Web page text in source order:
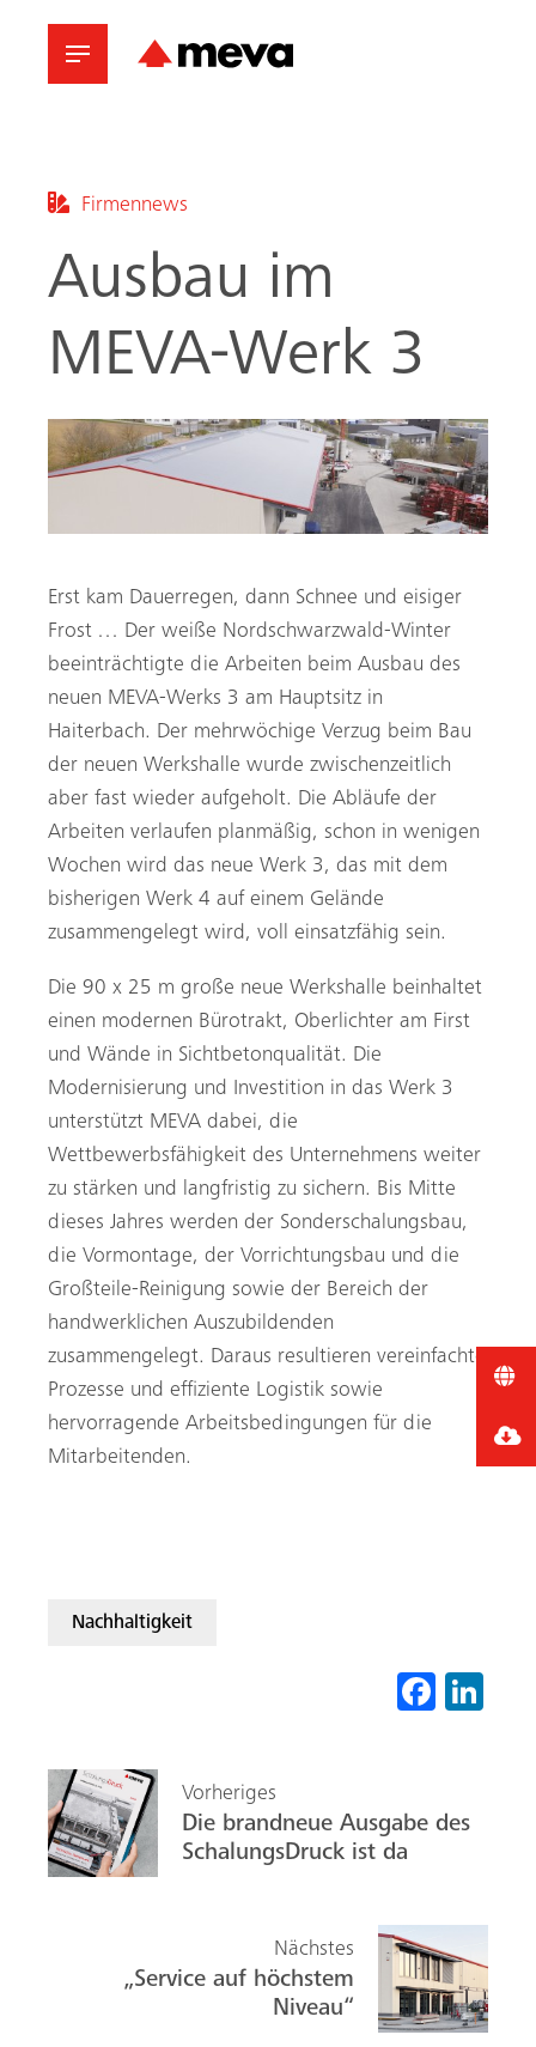
Firmennews
Ausbau im
MEVA-Werk 3
Erst kam Dauerregen, dann Schnee und eisiger
Frost … Der weiße Nordschwarzwald-Winter
beeinträchtigte die Arbeiten beim Ausbau des
neuen MEVA-Werks 3 am Hauptsitz in
Haiterbach. Der mehrwöchige Verzug beim Bau
der neuen Werkshalle wurde zwischenzeitlich
aber fast wieder aufgeholt. Die Abläufe der
Arbeiten verlaufen planmäßig, schon in wenigen
Wochen wird das neue Werk 3, das mit dem
bisherigen Werk 4 auf einem Gelände
zusammengelegt wird, voll einsatzfähig sein.
Die 90 x 25 m große neue Werkshalle beinhaltet
einen modernen Bürotrakt, Oberlichter am First
und Wände in Sichtbetonqualität. Die
Modernisierung und Investition in das Werk 3
unterstützt MEVA dabei, die
Wettbewerbsfähigkeit des Unternehmens weiter
zu stärken und langfristig zu sichern. Bis Mitte
dieses Jahres werden der Sonderschalungsbau,
die Vormontage, der Vorrichtungsbau und die
Großteile-Reinigung sowie der Bereich der
handwerklichen Auszubildenden
zusammengelegt. Daraus resultieren vereinfachte
Prozesse und effiziente Logistik sowie
hervorragende Arbeitsbedingungen für die
Mitarbeitenden.
Nachhaltigkeit
Fa
Vorheriges
Die brandneue Ausgabe des
SchalungsDruck ist da
Nächstes
„Service auf höchstem
Niveau“